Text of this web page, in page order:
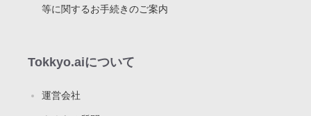
等に関するお手続きのご案内
Tokkyo.aiについて
運営会社